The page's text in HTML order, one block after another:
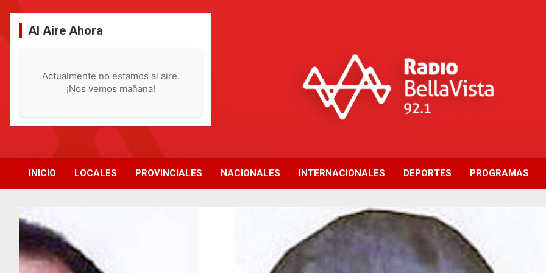
contenidoAl Aire Ahora
Actualmente no estamos al aire.
¡Nos vemos mañana!
INICIO LOCALES PROVINCIALES NACIONALES INTERNACIONALES DEPORTES PROGRAMAS